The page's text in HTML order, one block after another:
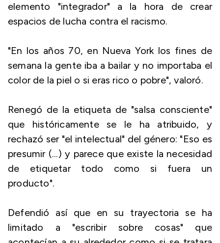
elemento "integrador" a la hora de crear
espacios de lucha contra el racismo.
"En los años 70, en Nueva York los fines de
semana la gente iba a bailar y no importaba el
color de la piel o si eras rico o pobre", valoró.
Renegó de la etiqueta de "salsa consciente"
que históricamente se le ha atribuido, y
rechazó ser "el intelectual" del género: "Eso es
presumir (...) y parece que existe la necesidad
de etiquetar todo como si fuera un
producto".
Defendió así que en su trayectoria se ha
limitado a "escribir sobre cosas" que